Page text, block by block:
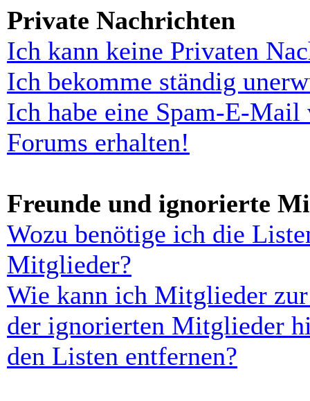
Private Nachrichten
Ich kann keine Privaten
Ich bekomme ständig
Ich habe eine Spam-E-
Forums erhalten!
Freunde und ignorierte
Wozu benötige ich die
Mitglieder?
Wie kann ich Mitglieder
der ignorierten Mitglieder
den Listen entfernen?